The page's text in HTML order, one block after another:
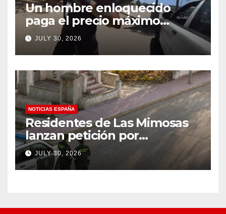
Un hombre enloquecido
paga el precio máximo
después de llevar un cuchillo
a un tiroteo con agentes del
condado de Los Ángeles
(VIDEO) * The Gateway
Pundit * por Cullen
Linebarger
JULY 30, 2026
NOTICIAS ESPAÑA
Residentes de Las Mimosas
lanzan petición por
disminución ‘inaceptable’ de
servicios básicos – The
Leader
JULY 30, 2026